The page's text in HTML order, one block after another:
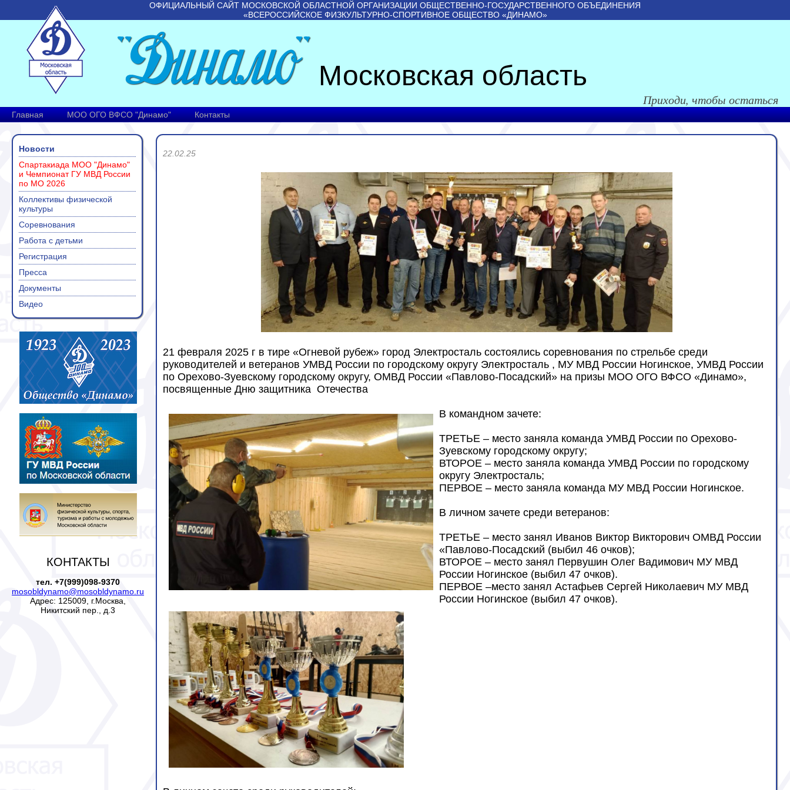
ОФИЦИАЛЬНЫЙ САЙТ МОСКОВСКОЙ ОБЛАСТНОЙ ОРГАНИЗАЦИИ ОБЩЕСТВЕННО-ГОСУДАРСТВЕННОГО ОБЪЕДИНЕНИЯ
«ВСЕРОССИЙСКОЕ ФИЗКУЛЬТУРНО-СПОРТИВНОЕ ОБЩЕСТВО «ДИНАМО»
Московская область
Приходи, чтобы остаться
Главная МОО ОГО ВФСО "Динамо" Контакты
Новости
Спартакиада МОО "Динамо"
и Чемпионат ГУ МВД России
по МО 2026
Коллективы физической
культуры
Соревнования
Работа с детьми
Регистрация
Пресса
Документы
Видео
КОНТАКТЫ
тел. +7(999)098-9370
mosobldynamo@mosobldynamo.ru
Адрес: 125009, г.Москва,
Никитский пер., д.3
22.02.25
21 февраля 2025 г в тире «Огневой рубеж» город Электросталь состоялись соревнования по стрельбе среди
руководителей и ветеранов УМВД России по городскому округу Электросталь , МУ МВД России Ногинское, УМВД России
по Орехово-Зуевскому городскому округу, ОМВД России «Павлово-Посадский» на призы МОО ОГО ВФСО «Динамо»,
посвященные Дню защитника Отечества
В командном зачете:
ТРЕТЬЕ – место заняла команда УМВД России по Орехово-
Зуевскому городскому округу;
ВТОРОЕ – место заняла команда УМВД России по городскому
округу Электросталь;
ПЕРВОЕ – место заняла команда МУ МВД России Ногинское.
В личном зачете среди ветеранов:
ТРЕТЬЕ – место занял Иванов Виктор Викторович ОМВД России
«Павлово-Посадский (выбил 46 очков);
ВТОРОЕ – место занял Первушин Олег Вадимович МУ МВД
России Ногинское (выбил 47 очков).
ПЕРВОЕ –место занял Астафьев Сергей Николаевич МУ МВД
России Ногинское (выбил 47 очков).